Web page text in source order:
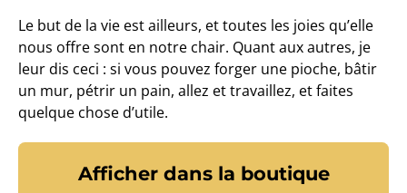
Le but de la vie est ailleurs, et toutes les joies qu’elle
nous offre sont en notre chair. Quant aux autres, je
leur dis ceci : si vous pouvez forger une pioche, bâtir
un mur, pétrir un pain, allez et travaillez, et faites
quelque chose d’utile.
Afficher dans la boutique